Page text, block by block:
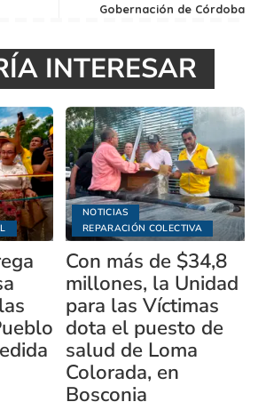
Gobernación de Córdoba
INTERESAR
NOTICIAS
REPARACIÓN COLECTIVA
Con más de $34,8
millones, la Unidad
para las Víctimas
dota el puesto de
salud de Loma
Colorada, en
Bosconia